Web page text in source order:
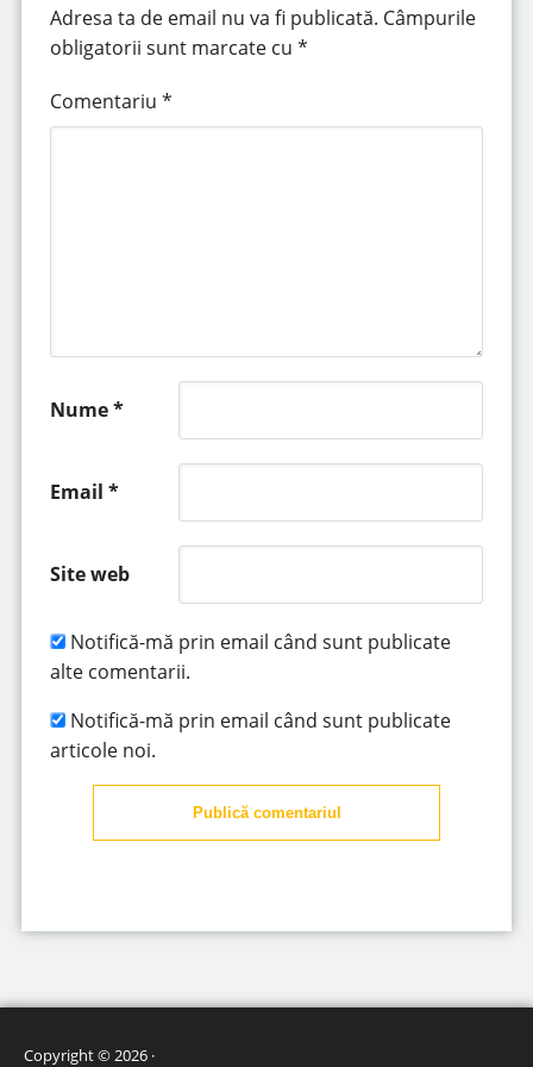
Adresa ta de email nu va fi publicată. Câmpurile
obligatorii sunt marcate cu *
Comentariu *
Nume*
Email *
Site web
Notifică-mă prin email când sunt publicate
alte comentarii.
Notifică-mă prin email când sunt publicate
articole noi.
Publică comentariul
Copyright © 2026 ·